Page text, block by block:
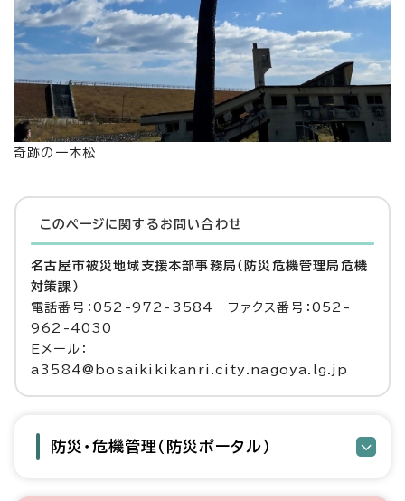
奇跡の一本松
このページに関する お問い合わせ
名古屋市被災地域支援本部事務局（防災危機管理局危機
対策課）
電話番号：052-972-3584 ファクス番号：052-
962-4030
Eメール：
a3584@bosaikikikanri.city.nagoya.lg.jp
防災・危機管理（防災ポータル）